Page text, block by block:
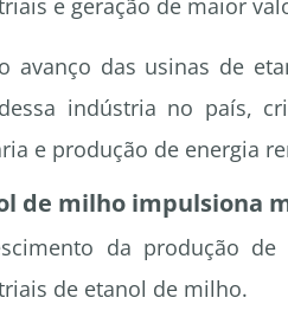
e geração de maior
avanço das usinas de
indústria no país,
e produção de energia
de milho impulsiona
da produção de
de etanol de milho.